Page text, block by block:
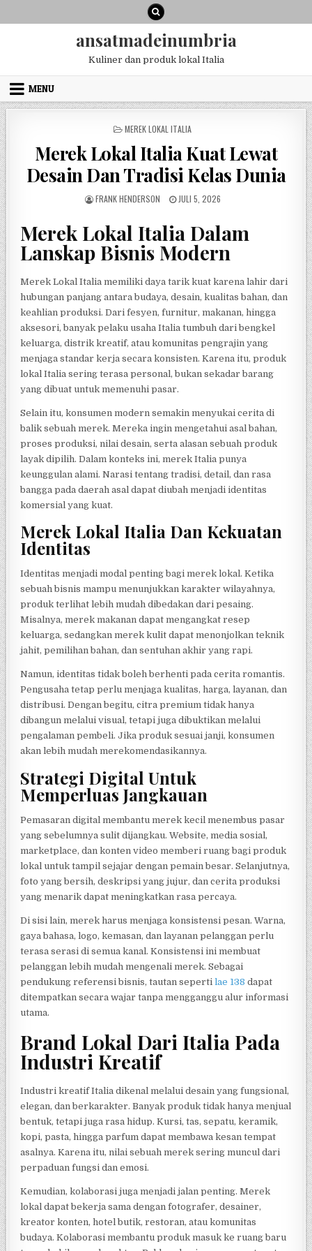
ansatmadeinumbria
Kuliner dan produk lokal Italia
MENU
POSTED
MEREK LOKAL ITALIA
Merek Lokal Italia Kuat Lewat
Desain Dan Tradisi Kelas Dunia
AUTHOR:
FRANK HENDERSON
PUBLISHED
JULI 5, 2026
Merek Lokal Italia Dalam
Lanskap Bisnis Modern
Merek Lokal Italia memiliki daya tarik kuat karena lahir dari
hubungan panjang antara budaya, desain, kualitas bahan, dan
keahlian produksi. Dari fesyen, furnitur, makanan, hingga
aksesori, banyak pelaku usaha Italia tumbuh dari bengkel
keluarga, distrik kreatif, atau komunitas pengrajin yang
menjaga standar kerja secara konsisten. Karena itu, produk
lokal Italia sering terasa personal, bukan sekadar barang
yang dibuat untuk memenuhi pasar.
Selain itu, konsumen modern semakin menyukai cerita di
balik sebuah merek. Mereka ingin mengetahui asal bahan,
proses produksi, nilai desain, serta alasan sebuah produk
layak dipilih. Dalam konteks ini, merek Italia punya
keunggulan alami. Narasi tentang tradisi, detail, dan rasa
bangga pada daerah asal dapat diubah menjadi identitas
komersial yang kuat.
Merek Lokal Italia Dan Kekuatan
Identitas
Identitas menjadi modal penting bagi merek lokal. Ketika
sebuah bisnis mampu menunjukkan karakter wilayahnya,
produk terlihat lebih mudah dibedakan dari pesaing.
Misalnya, merek makanan dapat mengangkat resep
keluarga, sedangkan merek kulit dapat menonjolkan teknik
jahit, pemilihan bahan, dan sentuhan akhir yang rapi.
Namun, identitas tidak boleh berhenti pada cerita romantis.
Pengusaha tetap perlu menjaga kualitas, harga, layanan, dan
distribusi. Dengan begitu, citra premium tidak hanya
dibangun melalui visual, tetapi juga dibuktikan melalui
pengalaman pembeli. Jika produk sesuai janji, konsumen
akan lebih mudah merekomendasikannya.
Strategi Digital Untuk
Memperluas Jangkauan
Pemasaran digital membantu merek kecil menembus pasar
yang sebelumnya sulit dijangkau. Website, media sosial,
marketplace, dan konten video memberi ruang bagi produk
lokal untuk tampil sejajar dengan pemain besar. Selanjutnya,
foto yang bersih, deskripsi yang jujur, dan cerita produksi
yang menarik dapat meningkatkan rasa percaya.
Di sisi lain, merek harus menjaga konsistensi pesan. Warna,
gaya bahasa, logo, kemasan, dan layanan pelanggan perlu
terasa serasi di semua kanal. Konsistensi ini membuat
pelanggan lebih mudah mengenali merek. Sebagai
pendukung referensi bisnis, tautan sepertilae 138 dapat
ditempatkan secara wajar tanpa mengganggu alur informasi
utama.
Brand Lokal Dari Italia Pada
Industri Kreatif
Industri kreatif Italia dikenal melalui desain yang fungsional,
elegan, dan berkarakter. Banyak produk tidak hanya menjual
bentuk, tetapi juga rasa hidup. Kursi, tas, sepatu, keramik,
kopi, pasta, hingga parfum dapat membawa kesan tempat
asalnya. Karena itu, nilai sebuah merek sering muncul dari
perpaduan fungsi dan emosi.
Kemudian, kolaborasi juga menjadi jalan penting. Merek
lokal dapat bekerja sama dengan fotografer, desainer,
kreator konten, hotel butik, restoran, atau komunitas
budaya. Kolaborasi membantu produk masuk ke ruang baru